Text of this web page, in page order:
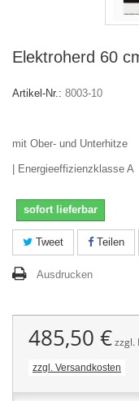
Elektroherd 60
Artikel-Nr.: 8003-10
mit Ober- und Unterhitze
| Energieeffizienzklasse A
sofort lieferbar
Tweet Teilen
Ausdrucken
485,50 €zzgl.
zzgl. Versandkosten